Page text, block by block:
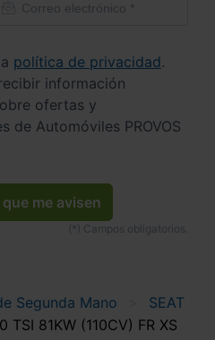
política de privacidad.
información
ofertas y
de Automóviles PROVOS
me avisen
Segunda Mano
SEAT
TSI 81KW (110CV) FR XS